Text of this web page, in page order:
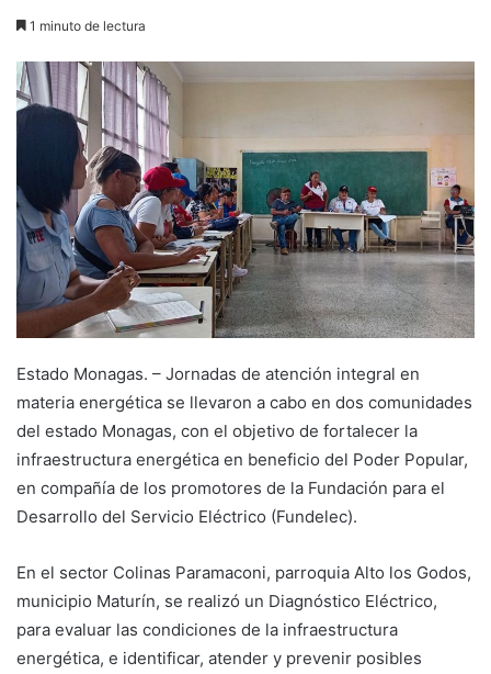
1 minuto de lectura
Estado Monagas. – Jornadas de atención integral en
materia energética se llevaron a cabo en dos comunidades
del estado Monagas, con el objetivo de fortalecer la
infraestructura energética en beneficio del Poder Popular,
en compañía de los promotores de la Fundación para el
Desarrollo del Servicio Eléctrico (Fundelec).
En el sector Colinas Paramaconi, parroquia Alto los Godos,
municipio Maturín, se realizó un Diagnóstico Eléctrico,
para evaluar las condiciones de la infraestructura
energética, e identificar, atender y prevenir posibles